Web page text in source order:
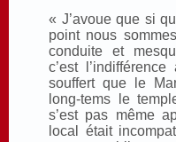
« J’avoue que si
point nous
conduite et
c’est
souffert que le
long-tems le
s’est pas même
local était